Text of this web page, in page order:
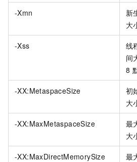
-Xmn
新
大
-Xss
线
间
8
-XX:MetaspaceSize
初
大
-XX:MaxMetaspaceSize
最
大
-XX:MaxDirectMemorySize
最